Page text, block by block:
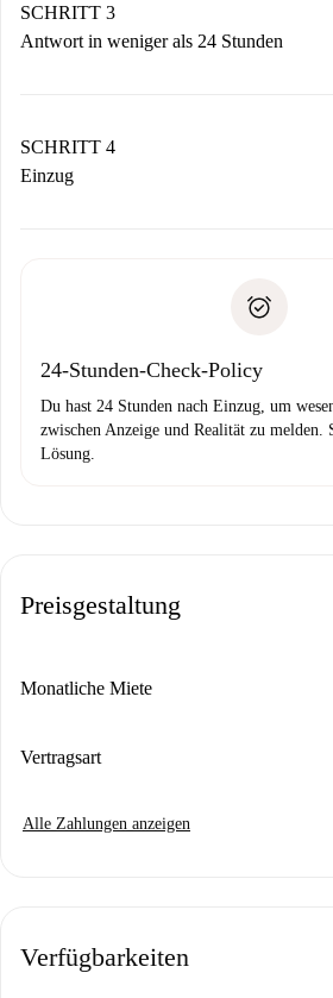
Denk daran, dass wir dich erst
Vermieter zustimmt.
SCHRITT 3
Antwort in weniger als 24 Stunden
stellen den Kontakt her.
Wenn der Vermieter ablehnen
SCHRITT 4
Einzug
24-Stunden-Check-Policy
Du hast 24 Stunden nach Einzug, um
zwischen Anzeige und Realität zu
Lösung.
Preisgestaltung
Monatliche Miete
Vertragsart
Alle Zahlungen anzeigen
Verfügbarkeiten